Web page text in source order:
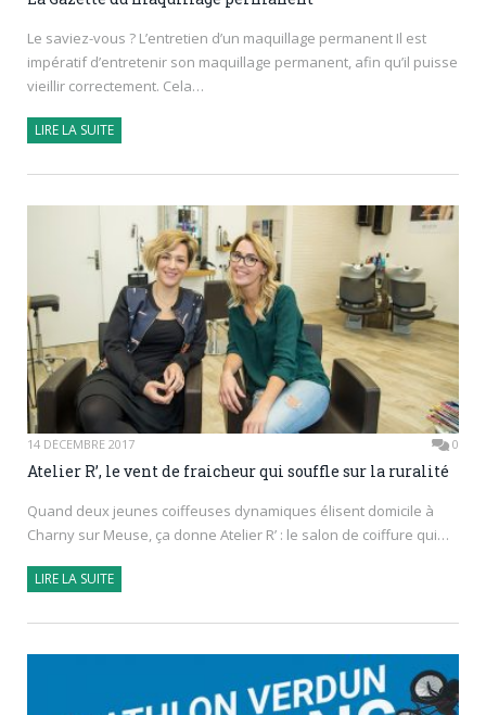
Le saviez-vous ? L’entretien d’un maquillage permanent Il est
impératif d’entretenir son maquillage permanent, afin qu’il puisse
vieillir correctement. Cela…
LIRE LA SUITE
14 DÉCEMBRE 2017 0
Atelier R’, le vent de fraicheur qui souffle sur la ruralité
Quand deux jeunes coiffeuses dynamiques élisent domicile à
Charny sur Meuse, ça donne Atelier R’ : le salon de coiffure qui…
LIRE LA SUITE